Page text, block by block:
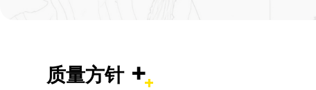
质量方针 +